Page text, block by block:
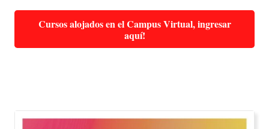
Cursos alojados en el Campus Virtual, ingresar
aquí!